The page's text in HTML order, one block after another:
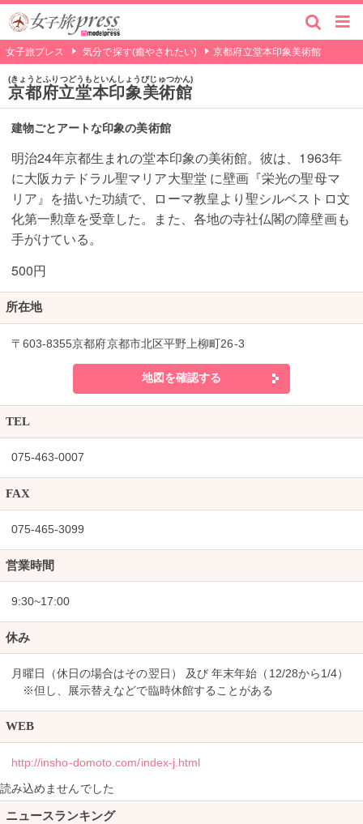
女子旅プレス 気分で探す(癒やされたい) 京都府立堂本印象美術館
京都府立堂本印象美術館
きょうとふりつどうもといんしょうびじゅつかん
建物ごとアートな印象の美術館
明治24年京都生まれの堂本印象の美術館。彼は、1963年
に大阪カテドラル聖マリア大聖堂 に壁画『栄光の聖母マ
リア』を描いた功績で、ローマ教皇より聖シルベストロ文
化第一勲章を受章した。また、各地の寺社仏閣の障壁画も
手がけている。
500円
所在地
〒603-8355京都府京都市北区平野上柳町26-3
地図を確認する
TEL
075-463-0007
FAX
075-465-3099
営業時間
9:30~17:00
休み
月曜日（休日の場合はその翌日） 及び 年末年始（12/28から1/4）
※但し、展示替えなどで臨時休館することがある
WEB
http://insho-domoto.com/index-j.html
読み込めませんでした
ニュースランキング